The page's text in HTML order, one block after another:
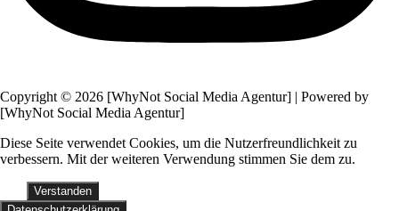
Copyright © 2026 [WhyNot Social Media Agentur] | Powered by
[WhyNot Social Media Agentur]
Diese Seite verwendet Cookies, um die Nutzerfreundlichkeit zu
verbessern. Mit der weiteren Verwendung stimmen Sie dem zu.
Verstanden